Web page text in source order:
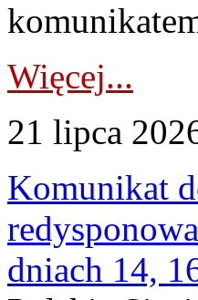
Więcej...
21 lipca
Komunikat
dniach 14,